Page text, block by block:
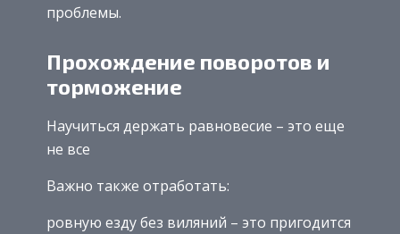
проблемы.
Прохождение поворотов и
торможение
Научиться держать равновесие – это еще
не все
Важно также отработать:
ровную езду без виляний – это пригодится